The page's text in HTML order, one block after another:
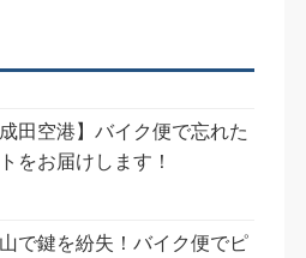
成田空港】バイク便で忘れた
をお届けします！
で鍵を紛失！バイク便でピ